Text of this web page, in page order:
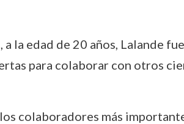
a la edad de 20 años, Lalande
para colaborar con otros
colaboradores más